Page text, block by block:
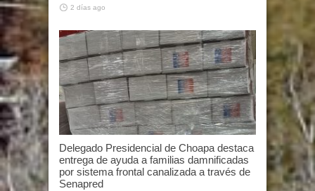
2 días ago
Delegado Presidencial de Choapa destaca
entrega de ayuda a familias damnificadas
por sistema frontal canalizada a través de
Senapred